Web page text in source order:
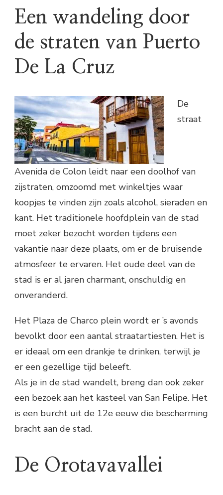
Een wandeling door
de straten van Puerto
De La Cruz
De
straat
Avenida de Colon leidt naar een doolhof van
zijstraten, omzoomd met winkeltjes waar
koopjes te vinden zijn zoals alcohol, sieraden en
kant. Het traditionele hoofdplein van de stad
moet zeker bezocht worden tijdens een
vakantie naar deze plaats, om er de bruisende
atmosfeer te ervaren. Het oude deel van de
stad is er al jaren charmant, onschuldig en
onveranderd.
Het Plaza de Charco plein wordt er ’s avonds
bevolkt door een aantal straatartiesten. Het is
er ideaal om een drankje te drinken, terwijl je
er een gezellige tijd beleeft.
Als je in de stad wandelt, breng dan ook zeker
een bezoek aan het kasteel van San Felipe. Het
is een burcht uit de 12e eeuw die bescherming
bracht aan de stad.
De Orotavavallei